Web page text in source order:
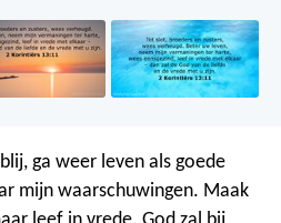
ga weer leven als goede
mijn waarschuwingen. Maak